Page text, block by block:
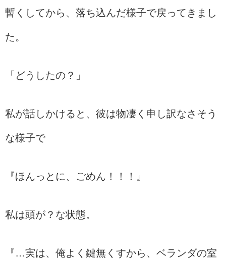
暫くしてから、落ち込んだ様子で戻ってきまし
た。
「どうしたの？」
私が話しかけると、彼は物凄く申し訳なさそう
な様子で
『ほんっとに、ごめん！！！』
私は頭が？な状態。
『…実は、俺よく鍵無くすから、ベランダの室